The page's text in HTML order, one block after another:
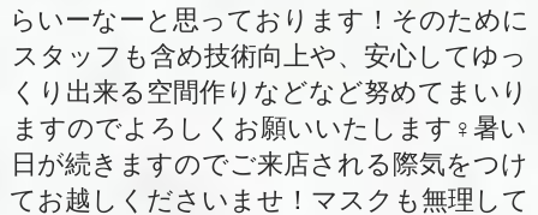
らいーなーと思っております！そのために
スタッフも含め技術向上や、安心してゆっ
くり出来る空間作りなどなど努めてまいり
ますのでよろしくお願いいたします‍♀️暑い
日が続きますのでご来店される際気をつけ
てお越しくださいませ！マスクも無理して